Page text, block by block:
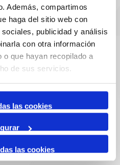
Además, compartimos
haga del sitio web con
publicidad y análisis
con otra información
o que hayan recopilado a
de sus servicios.
las cookies
las cookies
d'atenció al client )